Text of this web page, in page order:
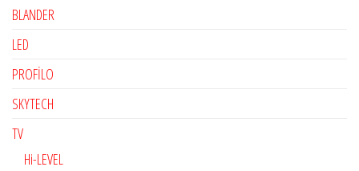
BLANDER
LED
PROFİLO
SKYTECH
TV
Hi-LEVEL